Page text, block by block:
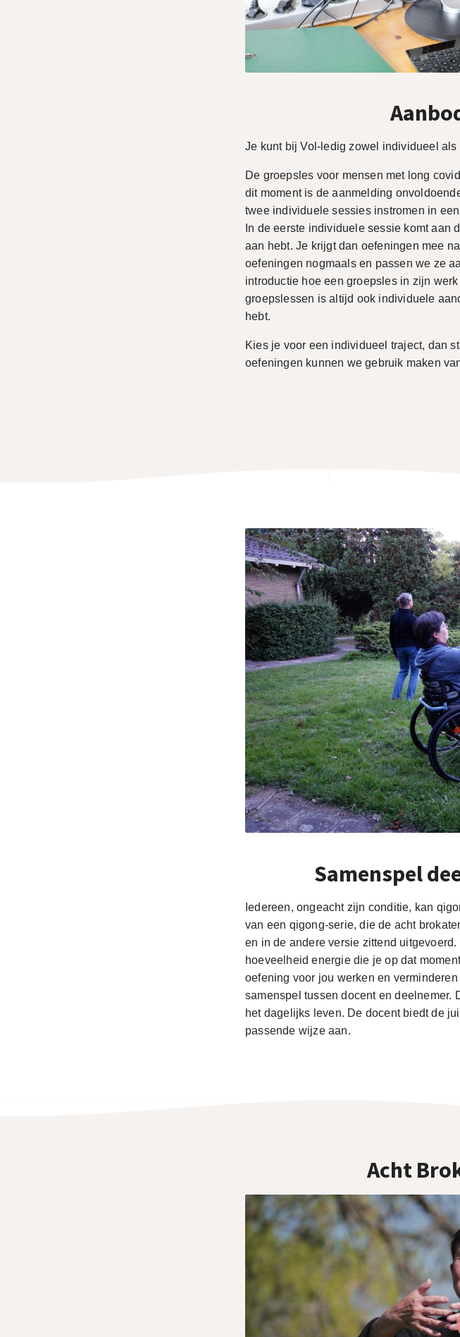
Je kunt bij Vol-ledig zowel individueel
De groepsles voor mensen met long
dit moment is de aanmelding
twee individuele sessies instromen in
In de eerste individuele sessie komt aan
aan hebt. Je krijgt dan oefeningen mee
oefeningen nogmaals en passen we ze
introductie hoe een groepsles in zijn
groepslessen is altijd ook individuele
hebt.
Kies je voor een individueel traject, dan
oefeningen kunnen we gebruik maken
Samenspel
Iedereen, ongeacht zijn conditie, kan
van een qigong-serie, die de acht
en in de andere versie zittend
hoeveelheid energie die je op dat
oefening voor jou werken en
samenspel tussen docent en deelnemer.
het dagelijks leven. De docent biedt de
passende wijze aan.
Acht